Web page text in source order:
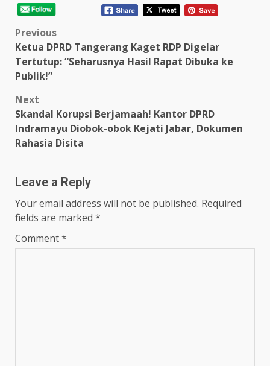
Post
navigation
Previous
Ketua DPRD Tangerang Kaget RDP Digelar
Tertutup: “Seharusnya Hasil Rapat Dibuka ke
Publik!”
Next
Skandal Korupsi Berjamaah! Kantor DPRD
Indramayu Diobok-obok Kejati Jabar, Dokumen
Rahasia Disita
Leave a Reply
Your email address will not be published. Required
fields are marked *
Comment*